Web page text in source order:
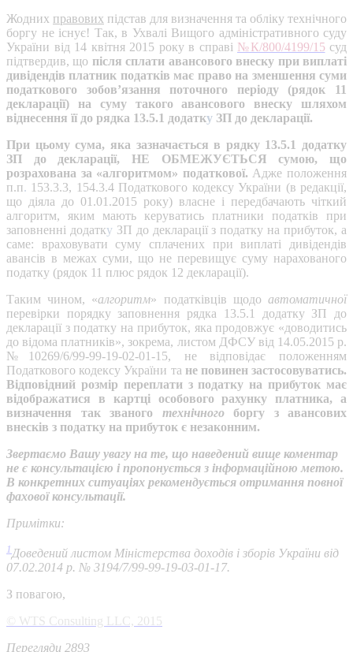
Жодних правових підстав для визначення та обліку технічного
боргу не існує! Так, в Ухвалі Вищого адміністративного суду
України від 14 квітня 2015 року в справі №К/800/4199/15 суд
підтвердив, що після сплати авансового внеску при виплаті
дивідендів платник податків має право на зменшення суми
податкового зобов’язання поточного періоду (рядок 11
декларації) на суму такого авансового внеску шляхом
віднесення її до рядка 13.5.1 додатку ЗП до декларації.
При цьому сума, яка зазначається в рядку 13.5.1 додатку
ЗП до декларації, НЕ ОБМЕЖУЄТЬСЯ сумою, що
розрахована за «алгоритмом» податкової. Адже положення
п.п. 153.3.3, 154.3.4 Податкового кодексу України (в редакції,
що діяла до 01.01.2015 року) власне і передбачають чіткий
алгоритм, яким мають керуватись платники податків при
заповненні додаткуЗП до декларації з податку на прибуток, а
саме: враховувати суму сплачених при виплаті дивідендів
авансів в межах суми, що не перевищує суму нарахованого
податку (рядок 11 плюс рядок 12 декларації).
Таким чином, «алгоритм» податківців щодоавтоматичної
перевірки порядку заповнення рядка 13.5.1 додатку ЗП до
декларації з податку на прибуток, яка продовжує «доводитись
до відома платників», зокрема, листом ДФСУ від 14.05.2015 р.
№10269/6/99-99-19-02-01-15, не відповідає положенням
Податкового кодексу України та не повинен застосовуватись.
Відповідний розмір переплати з податку на прибуток має
відображатися в картці особового рахунку платника, а
визначення так званого технічногоборгу з авансових
внесків з податку на прибуток є незаконним.
Звертаємо Вашу увагу на те, що наведений вище коментар
не є консультацією і пропонується з інформаційною метою.
В конкретних ситуаціях рекомендується отримання повної
фахової консультації.
Примітки:
1 Доведений листом Міністерства доходів і зборів України від
07.02.2014 р. № 3194/7/99-99-19-03-01-17.
З повагою,
© WTS Consulting LLC, 2015
Перегляди 2893